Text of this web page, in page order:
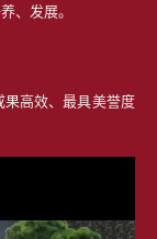
、发展。
高效、最具美誉度